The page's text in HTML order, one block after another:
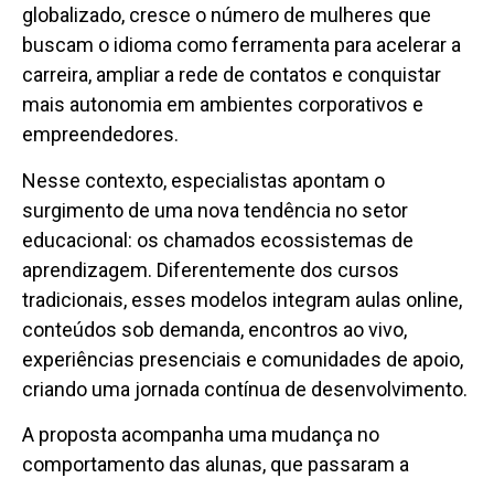
globalizado, cresce o número de mulheres que
buscam o idioma como ferramenta para acelerar a
carreira, ampliar a rede de contatos e conquistar
mais autonomia em ambientes corporativos e
empreendedores.
Nesse contexto, especialistas apontam o
surgimento de uma nova tendência no setor
educacional: os chamados ecossistemas de
aprendizagem. Diferentemente dos cursos
tradicionais, esses modelos integram aulas online,
conteúdos sob demanda, encontros ao vivo,
experiências presenciais e comunidades de apoio,
criando uma jornada contínua de desenvolvimento.
A proposta acompanha uma mudança no
comportamento das alunas, que passaram a